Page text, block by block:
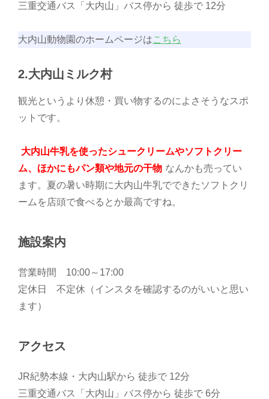
三重交通バス「大内山」バス停から 徒歩で 12分
大内山動物園のホームページはこちら
2.大内山ミルク村
観光というより休憩・買い物するのによさそうなスポ
ットです。
大内山牛乳を使ったシュークリームやソフトクリー
ム、ほかにもパン類や地元の干物 なんかも売ってい
ます。夏の暑い時期に大内山牛乳でできたソフトクリ
ームを店頭で食べるとか最高ですね。
施設案内
営業時間 10:00～17:00
定休日 不定休（インスタを確認するのがいいと思い
ます）
アクセス
JR紀勢本線・大内山駅から 徒歩で 12分
三重交通バス「大内山」バス停から 徒歩で 6分